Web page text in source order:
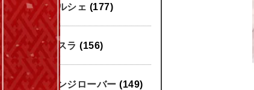
ポルシェ (177)
テスラ (156)
レンジローバー (149)